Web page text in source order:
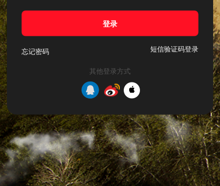
登录
忘记密码 短信验证码登录
其他登录方式